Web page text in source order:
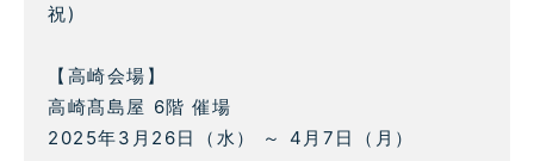
祝)
【高崎会場】
高崎髙島屋 6階 催場
2025年3月26日（水） ～ 4月7日（月）